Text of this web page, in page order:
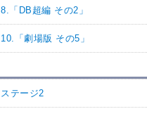
8.「DB超編 その2」
10.「劇場版 その5」
ステージ2